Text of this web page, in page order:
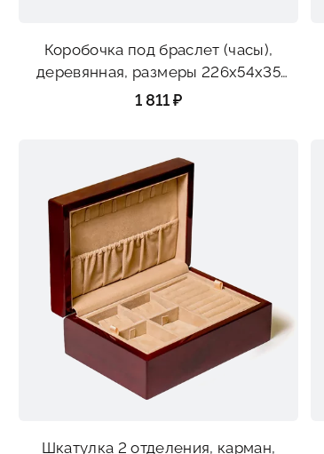
Коробочка под браслет (часы),
деревянная, размеры 226х54х35
мм
1 811 ₽
Шкатулка 2 отделения, карман,